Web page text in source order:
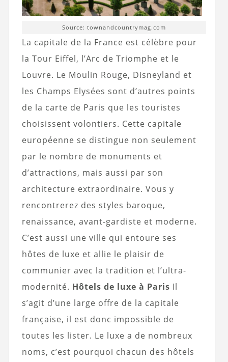
Source: townandcountrymag.com
La capitale de la France est célèbre pour
la Tour Eiffel, l’Arc de Triomphe et le
Louvre. Le Moulin Rouge, Disneyland et
les Champs Elysées sont d’autres points
de la carte de Paris que les touristes
choisissent volontiers. Cette capitale
européenne se distingue non seulement
par le nombre de monuments et
d’attractions, mais aussi par son
architecture extraordinaire. Vous y
rencontrerez des styles baroque,
renaissance, avant-gardiste et moderne.
C’est aussi une ville qui entoure ses
hôtes de luxe et allie le plaisir de
communier avec la tradition et l’ultra-
modernité. Hôtels de luxe à Paris Il
s’agit d’une large offre de la capitale
française, il est donc impossible de
toutes les lister. Le luxe a de nombreux
noms, c’est pourquoi chacun des hôtels